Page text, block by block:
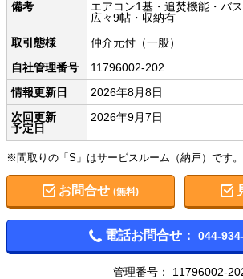
備考
エアコン1基・追焚機能・バ
広々9帖・収納有
取引態様
仲介元付（一般）
自社管理番号
11796002-202
情報更新日
2026年8月8日
次回更新
予定日
2026年9月7日
※間取りの「S」はサービスルーム（納戸）です。
お問合せ (無料)
電話お問合せ： 044-
管理番号： 11796002-